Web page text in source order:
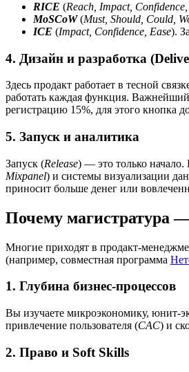
RICE (Reach, Impact,
MoSCoW(Must, Should, Could,
ICE (Impact, Confidence, Ease).
4. Дизайн и разработка
Здесь продакт работает в тесной
работать каждая функция.
регистрацию 15%, для этого кнопка
5. Запуск и аналитика
Запуск (Release) — это только начало.
Mixpanel) и системы визуализации
приносит больше денег или
Почему магистратура
Многие приходят в продакт-
(например, совместная программа
1. Глубина бизнес-процессов
Вы изучаете микроэкономику, юнит-
привлечение пользователя (CAC) и
2. Право и Soft Skills